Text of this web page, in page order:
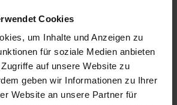
Cookies
um Inhalte und Anzeigen zu
für soziale Medien anbieten
auf unsere Website zu
geben wir Informationen zu Ihrer
Website an unsere Partner für